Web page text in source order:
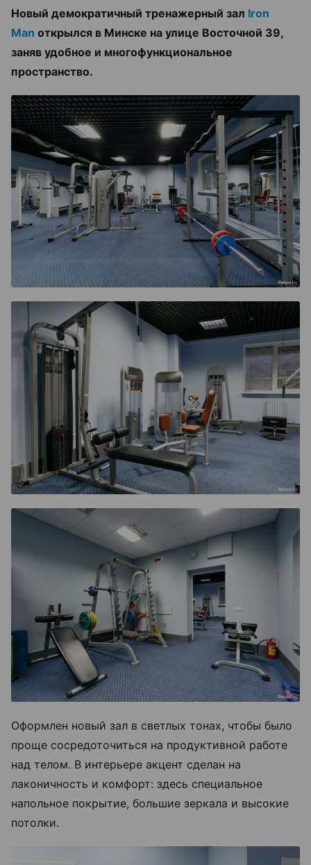
Новый демократичный тренажерный зал Iron
Man открылся в Минске на улице Восточной 39,
заняв удобное и многофункциональное
пространство.
Оформлен новый зал в светлых тонах, чтобы было
проще сосредоточиться на продуктивной работе
над телом. В интерьере акцент сделан на
лаконичность и комфорт: здесь специальное
напольное покрытие, большие зеркала и высокие
потолки.